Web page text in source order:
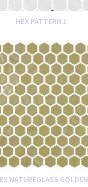
HEX PATTERN 1
NATUREGLASS GOLDEN